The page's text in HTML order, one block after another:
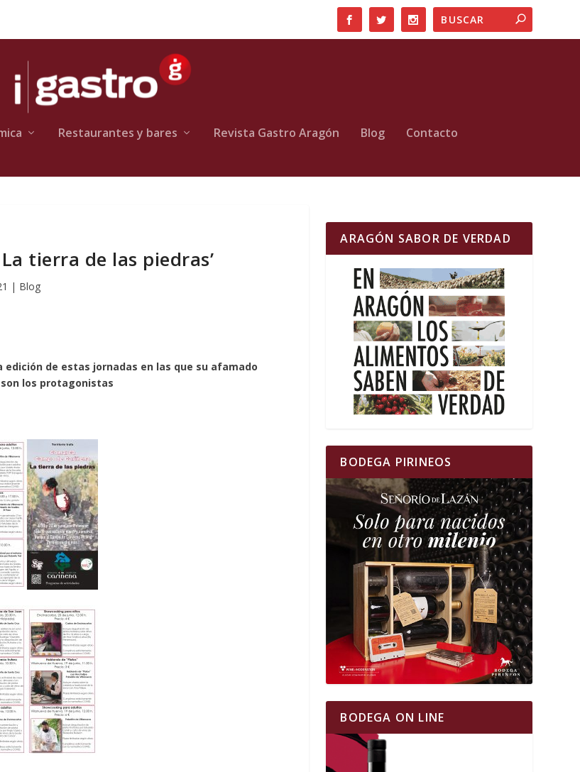
Restaurantes y bares Revista Gastro Aragón Blog Contacto
tierra de las piedras’
| Blog
edición de estas jornadas en las que su afamado
los protagonistas
ARAGÓN SABOR DE VERDAD
BODEGA PIRINEOS
BODEGA ON LINE